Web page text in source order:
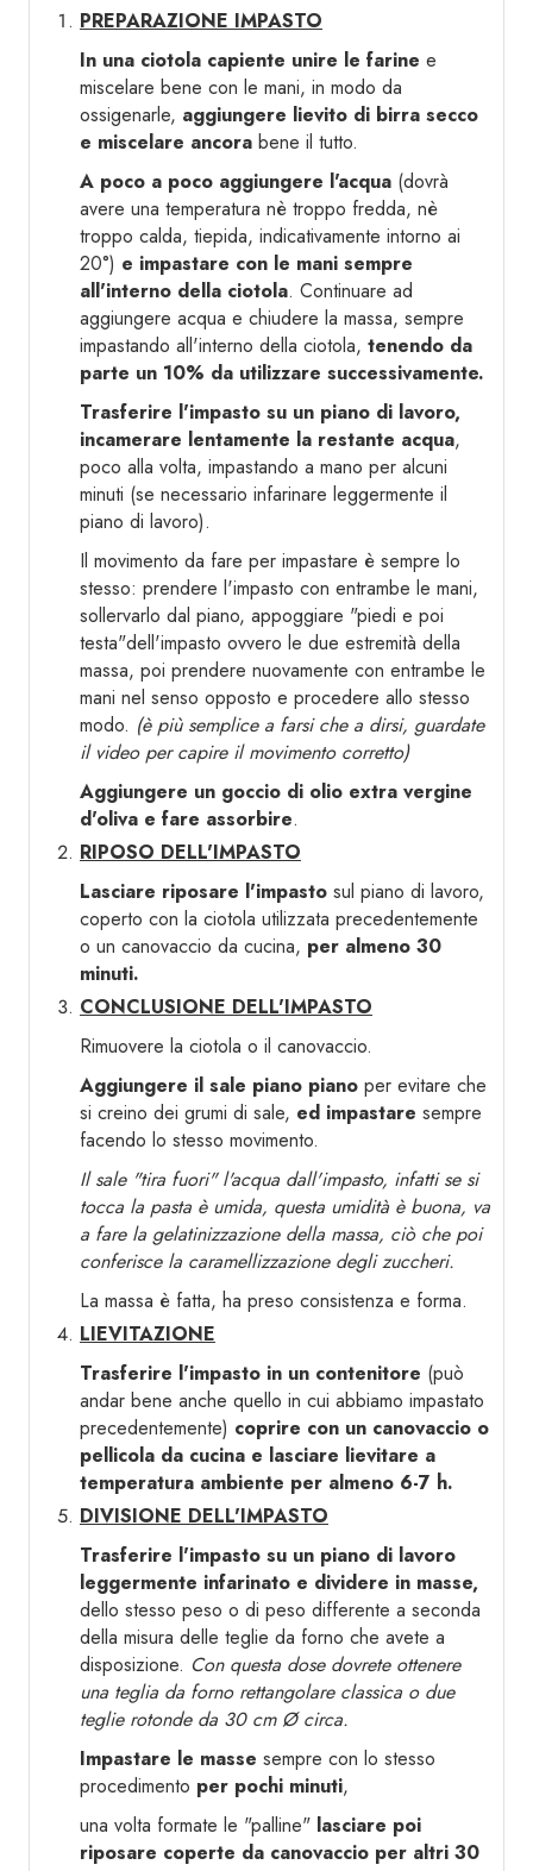
PREPARAZIONE IMPASTO
In una ciotola capiente unire le farine e
miscelare bene con le mani, in modo da
ossigenarle, aggiungere lievito di birra secco
e miscelare ancora bene il tutto.
A poco a poco aggiungere l'acqua (dovrà
avere una temperatura nè troppo fredda, nè
troppo calda, tiepida, indicativamente intorno ai
20°) e impastare con le mani sempre
all'interno della ciotola. Continuare ad
aggiungere acqua e chiudere la massa, sempre
impastando all'interno della ciotola, tenendo da
parte un 10% da utilizzare successivamente.
Trasferire l'impasto su un piano di lavoro,
incamerare lentamente la restante acqua,
poco alla volta, impastando a mano per alcuni
minuti (se necessario infarinare leggermente il
piano di lavoro).
Il movimento da fare per impastare è sempre lo
stesso: prendere l'impasto con entrambe le mani,
sollervarlo dal piano, appoggiare "piedi e poi
testa"dell'impasto ovvero le due estremità della
massa, poi prendere nuovamente con entrambe le
mani nel senso opposto e procedere allo stesso
modo. (è più semplice a farsi che a dirsi, guardate
il video per capire il movimento corretto)
Aggiungere un goccio di olio extra vergine
d'oliva e fare assorbire.
RIPOSO DELL'IMPASTO
Lasciare riposare l'impasto sul piano di lavoro,
coperto con la ciotola utilizzata precedentemente
o un canovaccio da cucina, per almeno 30
minuti.
CONCLUSIONE DELL'IMPASTO
Rimuovere la ciotola o il canovaccio.
Aggiungere il sale piano piano per evitare che
si creino dei grumi di sale, ed impastare sempre
facendo lo stesso movimento.
Il sale "tira fuori" l'acqua dall'impasto, infatti se si
tocca la pasta è umida, questa umidità è buona, va
a fare la gelatinizzazione della massa, ciò che poi
conferisce la caramellizzazione degli zuccheri.
La massa è fatta, ha preso consistenza e forma.
LIEVITAZIONE
Trasferire l'impasto in un contenitore (può
andar bene anche quello in cui abbiamo impastato
precedentemente) coprire con un canovaccio o
pellicola da cucina e lasciare lievitare a
temperatura ambiente per almeno 6-7 h.
DIVISIONE DELL'IMPASTO
Trasferire l'impasto su un piano di lavoro
leggermente infarinato e dividere in masse,
dello stesso peso o di peso differente a seconda
della misura delle teglie da forno che avete a
disposizione. Con questa dose dovrete ottenere
una teglia da forno rettangolare classica o due
teglie rotonde da 30 cm Ø circa.
Impastare le masse sempre con lo stesso
procedimento per pochi minuti,
una volta formate le "palline" lasciare poi
riposare coperte da canovaccio per altri 30